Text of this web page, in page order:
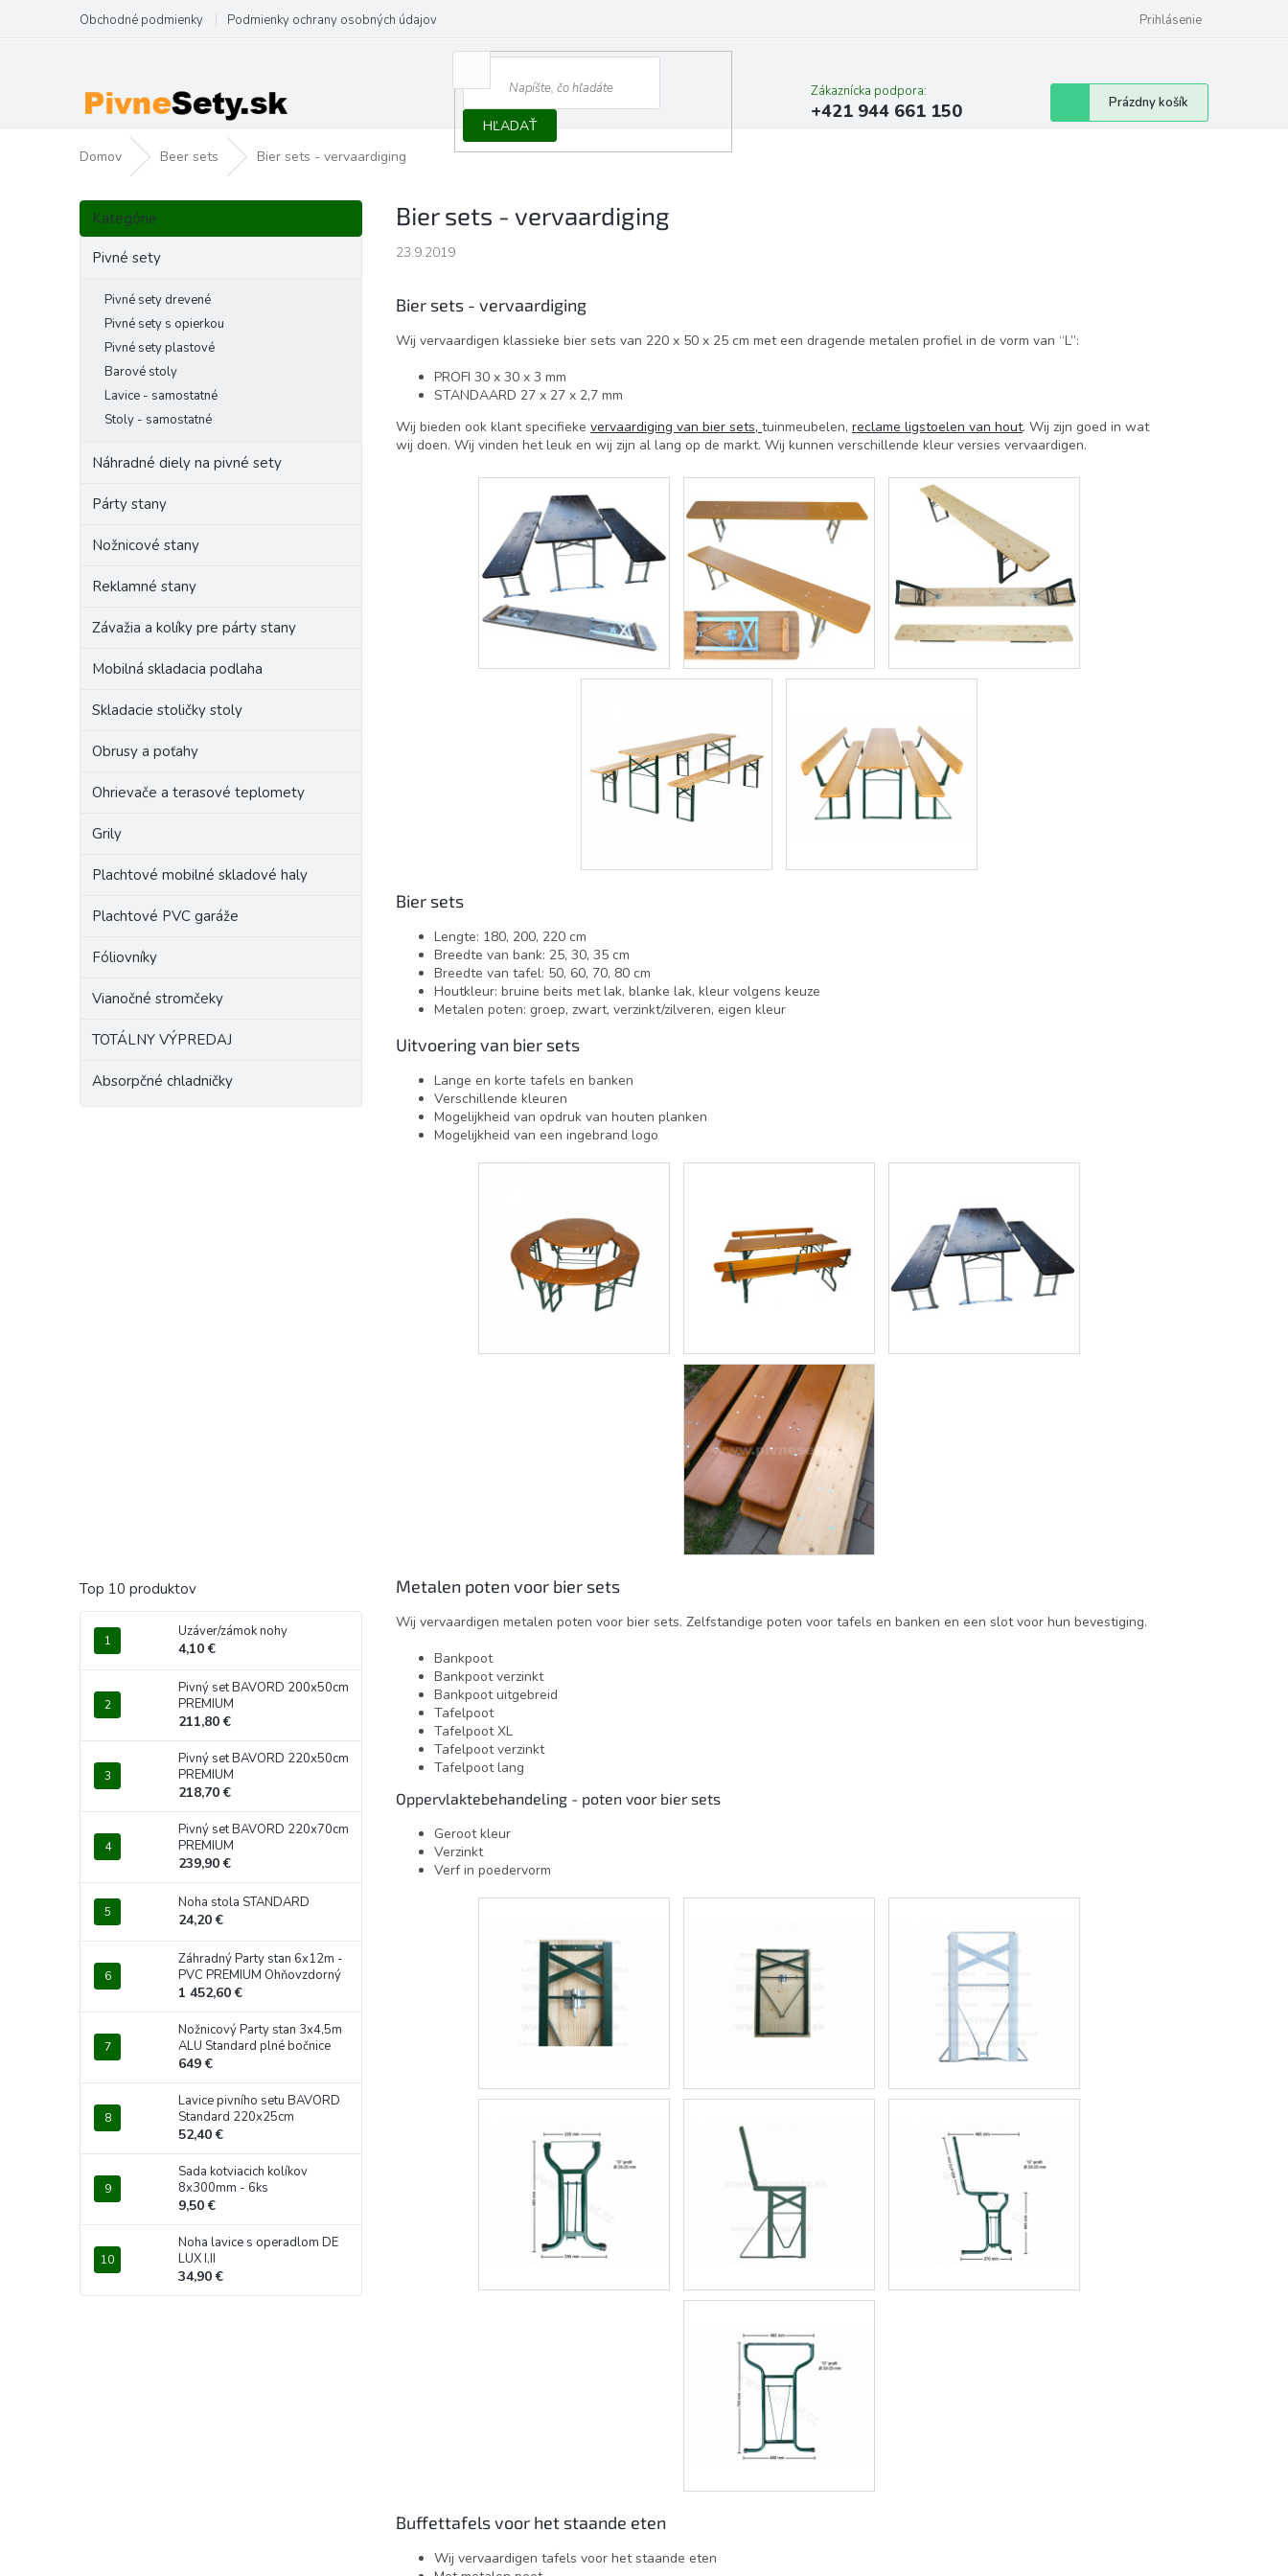
obsah
Obchodné podmienky Podmienky ochrany osobných údajov Prihlásenie
HĽADAŤ
Zákaznícka podpora:
+421 944 661 150
Nákupný
košík
Prázdny košík
Domov Beer sets Bier sets - vervaardiging
B
č
Preskočiť
kategórie
Kategórie
Pivné sety
Pivné sety drevené
Pivné sety s opierkou
Pivné sety plastové
Barové stoly
Lavice - samostatné
Stoly - samostatné
Náhradné diely na pivné sety
Párty stany
Nožnicové stany
Reklamné stany
Závažia a kolíky pre párty stany
Mobilná skladacia podlaha
Skladacie stoličky stoly
Obrusy a poťahy
Ohrievače a terasové teplomety
Grily
Plachtové mobilné skladové haly
Plachtové PVC garáže
Fóliovníky
Vianočné stromčeky
TOTÁLNY VÝPREDAJ
Absorpčné chladničky
Top 10 produktov
Uzáver/zámok nohy
4,10 €
Pivný set BAVORD 200x50cm
PREMIUM
211,80 €
Pivný set BAVORD 220x50cm
PREMIUM
218,70 €
Pivný set BAVORD 220x70cm
PREMIUM
239,90 €
Noha stola STANDARD
24,20 €
Záhradný Party stan 6x12m -
PVC PREMIUM Ohňovzdorný
1 452,60 €
Nožnicový Party stan 3x4,5m
ALU Standard plné bočnice
649 €
Lavice pivního setu BAVORD
Standard 220x25cm
52,40 €
Sada kotviacich kolíkov
8x300mm - 6ks
9,50 €
Noha lavice s operadlom DE
LUX I,II
34,90 €
Bier sets - vervaardiging
23.9.2019
Bier sets - vervaardiging
Wij vervaardigen klassieke bier sets van 220 x 50 x 25 cm met een dragende metalen profiel in de vorm van “L”:
PROFI 30 x 30 x 3 mm
STANDAARD 27 x 27 x 2,7 mm
Wij bieden ook klant specifieke vervaardiging van bier sets, tuinmeubelen, reclame ligstoelen van hout. Wij zijn goed in wat
wij doen. Wij vinden het leuk en wij zijn al lang op de markt. Wij kunnen verschillende kleur versies vervaardigen.
Bier sets
Lengte: 180, 200, 220 cm
Breedte van bank: 25, 30, 35 cm
Breedte van tafel: 50, 60, 70, 80 cm
Houtkleur: bruine beits met lak, blanke lak, kleur volgens keuze
Metalen poten: groep, zwart, verzinkt/zilveren, eigen kleur
Uitvoering van bier sets
Lange en korte tafels en banken
Verschillende kleuren
Mogelijkheid van opdruk van houten planken
Mogelijkheid van een ingebrand logo
Metalen poten voor bier sets
Wij vervaardigen metalen poten voor bier sets. Zelfstandige poten voor tafels en banken en een slot voor hun bevestiging.
Bankpoot
Bankpoot verzinkt
Bankpoot uitgebreid
Tafelpoot
Tafelpoot XL
Tafelpoot verzinkt
Tafelpoot lang
Oppervlaktebehandeling - poten voor bier sets
Geroot kleur
Verzinkt
Verf in poedervorm
Buffettafels voor het staande eten
Wij vervaardigen tafels voor het staande eten